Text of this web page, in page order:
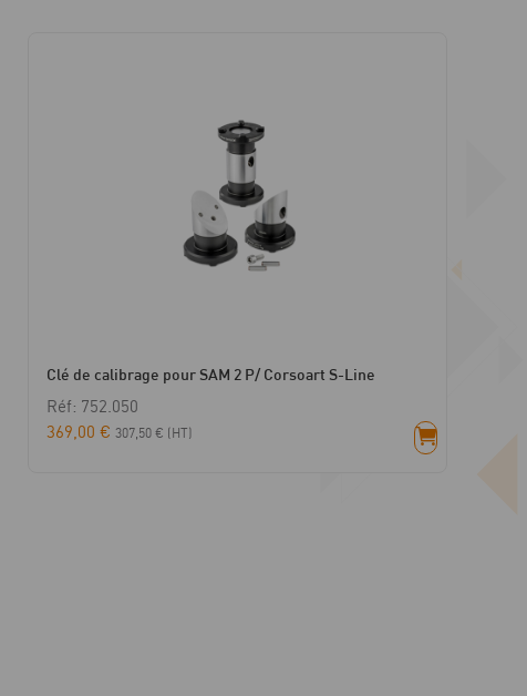
Clé de calibrage pour SAM 2 P/ Corsoart S-Line
Réf: 752.050
369,00€ 307,50€ (HT)